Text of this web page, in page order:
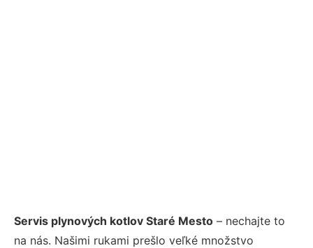
Servis plynových kotlov Staré Mesto – nechajte to
na nás. Našimi rukami prešlo veľké množstvo